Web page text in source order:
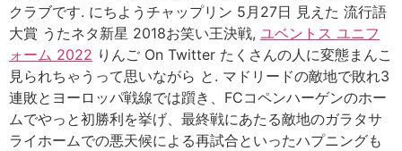
クラブです. にちようチャップリン 5月27日 見えた 流行語
大賞 うたネタ新星 2018お笑い王決戦, ユベントス ユニフ
ォーム 2022 りんご On Twitter たくさんの人に変態まんこ
見られちゃうって思いながら と. マドリードの敵地で敗れ3
連敗とヨーロッパ戦線では躓き、FCコペンハーゲンのホー
ムでやっと初勝利を挙げ、最終戦にあたる敵地のガラタサ
ライホームでの悪天候による再試合といったハプニングも